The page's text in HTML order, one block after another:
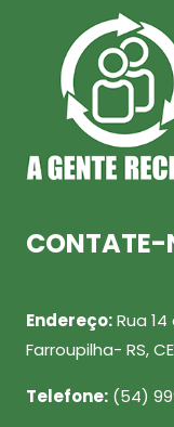
CONTATE-
Endereço:Rua
Farroupilha- RS,
Telefone: (54)